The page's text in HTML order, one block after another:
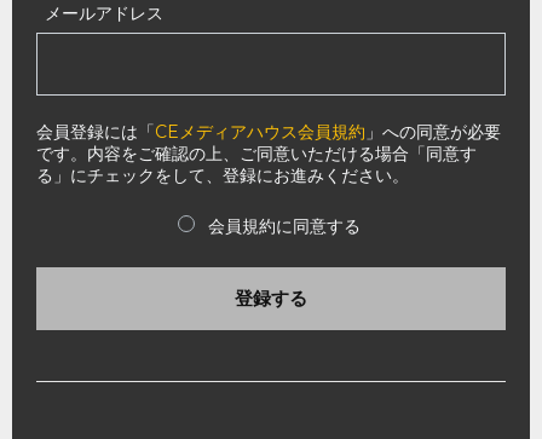
メールアドレス
会員登録には「CEメディアハウス会員規約 」への同意が必要
です。内容をご確認の上、ご同意いただける場合「同意す
る」にチェックをして、登録にお進みください。
会員規約に同意する
登録する